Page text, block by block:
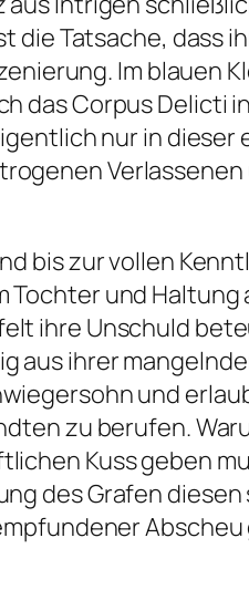
Tatsache, dass
Im blauen
das Corpus Delicti
nur in dieser
bis zur vollen
und
ihre Unschuld
aus ihrer
und
zu berufen.
Kuss geben
des Grafen